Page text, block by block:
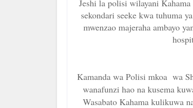
Jeshi la polisi wilayani
sekondari seeke kwa tuhuma
mwenzao majeraha ambayo
Kamanda wa Polisi mkoa wa
wanafunzi hao na kusema
Wasabato Kahama kulikuwa